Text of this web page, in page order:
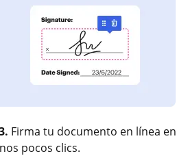
Firma tu documento en línea en
pocos clics.